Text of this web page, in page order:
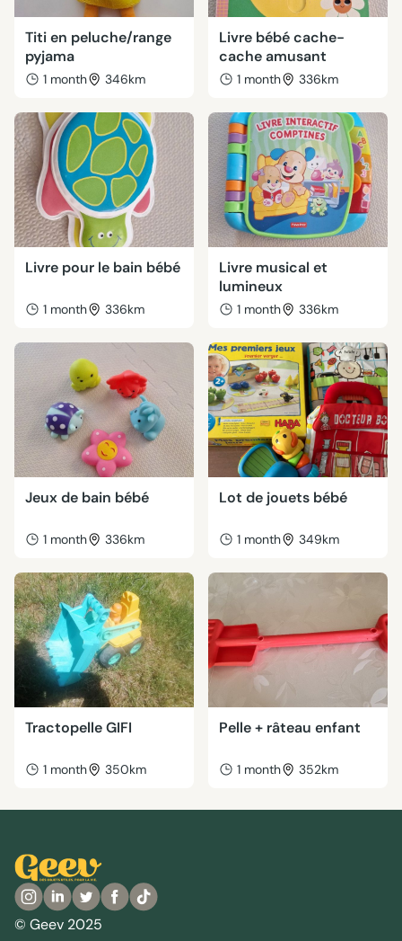
Titi en peluche/range
pyjama
1 month 346km
Livre bébé cache-
cache amusant
1 month 336km
Livre pour le bain bébé
1 month 336km
Livre musical et
lumineux
1 month 336km
Jeux de bain bébé
1 month 336km
Lot de jouets bébé
1 month 349km
Tractopelle GIFI
1 month 350km
Pelle + râteau enfant
1 month 352km
© Geev 2025